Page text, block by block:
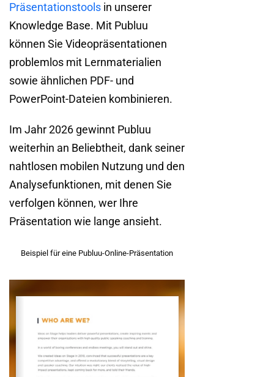
Präsentationstools in unserer
Knowledge Base. Mit Publuu
können Sie Videopräsentationen
problemlos mit Lernmaterialien
sowie ähnlichen PDF- und
PowerPoint-Dateien kombinieren.
Im Jahr 2026 gewinnt Publuu
weiterhin an Beliebtheit, dank seiner
nahtlosen mobilen Nutzung und den
Analysefunktionen, mit denen Sie
verfolgen können, wer Ihre
Präsentation wie lange ansieht.
Beispiel für eine Publuu-Online-Präsentation